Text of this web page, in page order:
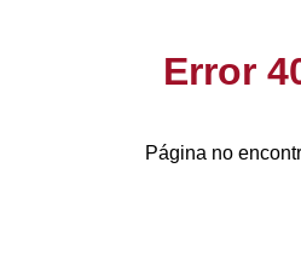
Error
Página no